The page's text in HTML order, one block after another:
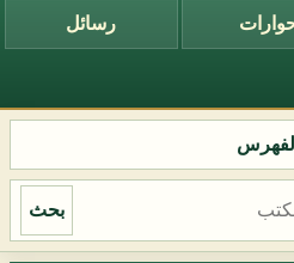
رسائل
الفهرس
بحث